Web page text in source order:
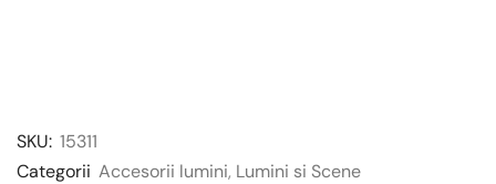
SKU: 15311
Categorii Accesorii lumini, Lumini si Scene